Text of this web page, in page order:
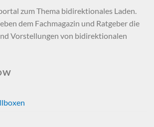
zum Thema bidirektionales Laden.
dem Fachmagazin und Ratgeber die
Vorstellungen von bidirektionalen